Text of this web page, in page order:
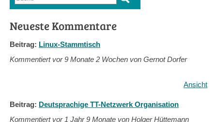
Suchformular
Neueste Kommentare
Beitrag: Linux-Stammtisch
Kommentiert vor9 Monate 2 Wochen von Gernot Dorfer
Ansicht
Beitrag: Deutsprachige TT-Netzwerk Organisation
Kommentiert vor 1 Jahr 9 Monate von Holger Hüttemann